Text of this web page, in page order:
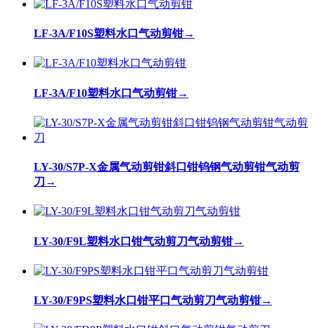
LF-3A/F10S塑料水口气动剪钳→
LF-3A/F10塑料水口气动剪钳→
LY-30/S7P-X金属气动剪钳斜口钳钨钢气动剪钳气动剪
刀 →
LY-30/F9L塑料水口钳气动剪刀气动剪钳→
LY-30/F9PS塑料水口钳平口气动剪刀气动剪钳→